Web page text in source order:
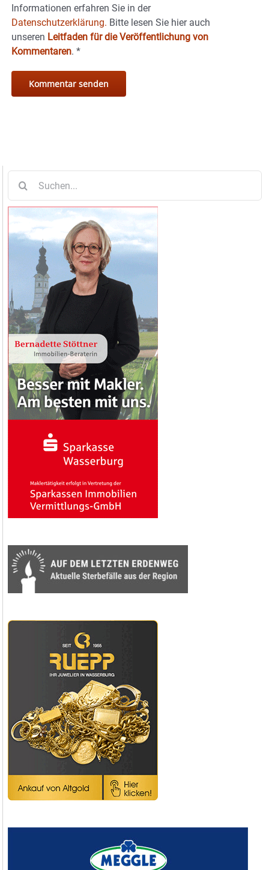
Informationen erfahren Sie in der
Datenschutzerklärung. Bitte lesen Sie hier auch
unseren Leitfaden für die Veröffentlichung von
Kommentaren. *
nach: